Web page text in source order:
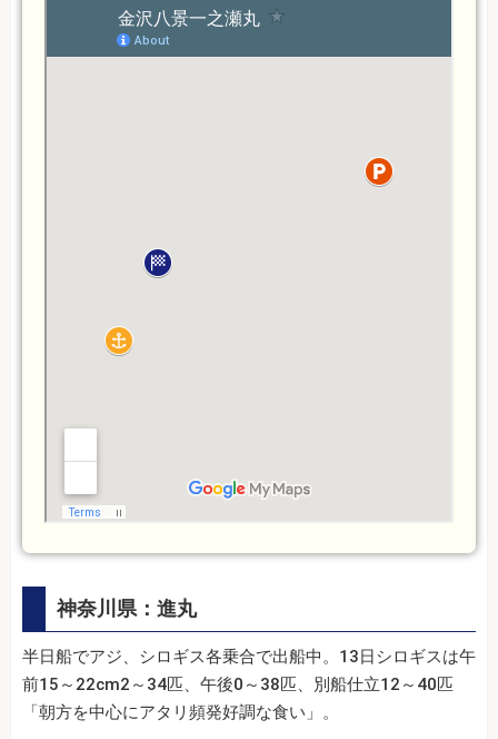
神奈川県：進丸
半日船でアジ、シロギス各乗合で出船中。13日シロギスは午
前15～22cm2～34匹、午後0～38匹、別船仕立12～40匹
「朝方を中心にアタリ頻発好調な食い」。